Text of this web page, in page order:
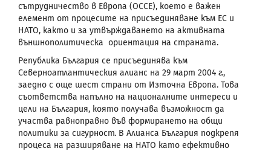
сътрудничество в Европа (ОССЕ), което е важен
елемент от процесите на присъединяване към ЕС и
НАТО, както и за утвърждаването на активната
външнополитическа ориентация на страната.
Република България се присъединява към
Северноатлантическия алианс на 29 март 2004 г.,
заедно с още шест страни от Източна Европа. Това
съответства напълно на националните интереси и
цели на България, която получава възможност да
участва равноправно във формирането на общи
политики за сигурност. В Алианса България подкрепя
процеса на разширяване на НАТО като ефективно